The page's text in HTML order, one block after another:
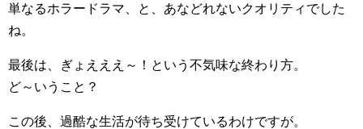
単なるホラードラマ、と、あなどれないクオリティでした
ね。
最後は、ぎょえええ～！という不気味な終わり方。
ど～いうこと？
この後、過酷な生活が待ち受けているわけですが。